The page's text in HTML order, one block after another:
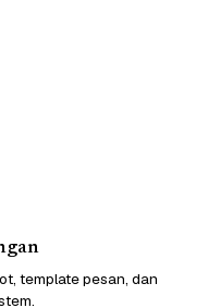
template pesan, dan